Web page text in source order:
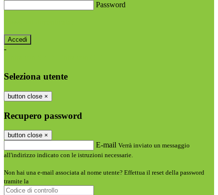
Password
-
Seleziona utente
button close ×
Recupero password
button close ×
E-mail Verrà inviato un messaggio
all'indirizzo indicato con le istruzioni necessarie.
Non hai una e-mail associata al nome utente? Effettua il reset della password
tramite la